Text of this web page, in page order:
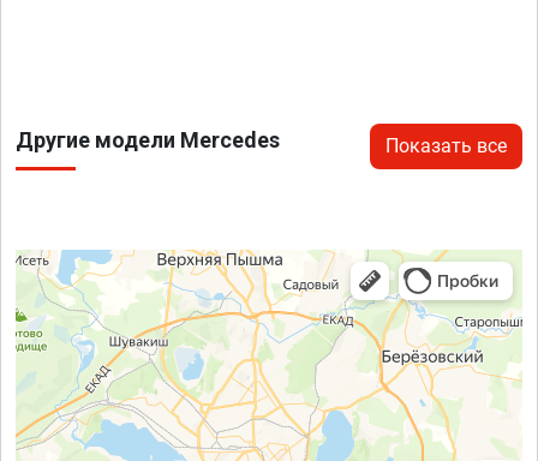
Другие модели Mercedes Показать все